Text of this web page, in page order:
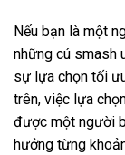
Nếu bạn là một
những cú smash
sự lựa chọn tối
trên, việc lựa
được một người
hưởng từng